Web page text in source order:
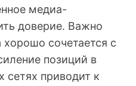
медиа-
доверие. Важно
хорошо сочетается с
позиций в
сетях приводит к